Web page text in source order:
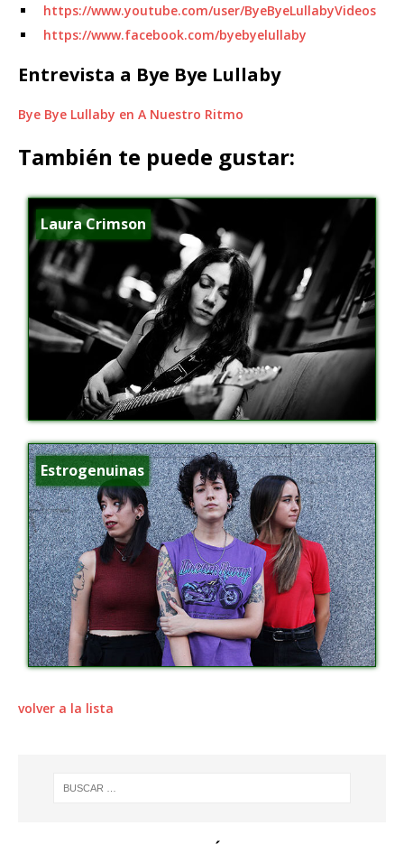
https://www.youtube.com/user/ByeByeLullabyVideos
https://www.facebook.com/byebyelullaby
Entrevista a Bye Bye Lullaby
Bye Bye Lullaby en A Nuestro Ritmo
También te puede gustar:
Laura Crimson
Estrogenuinas
volver a la lista